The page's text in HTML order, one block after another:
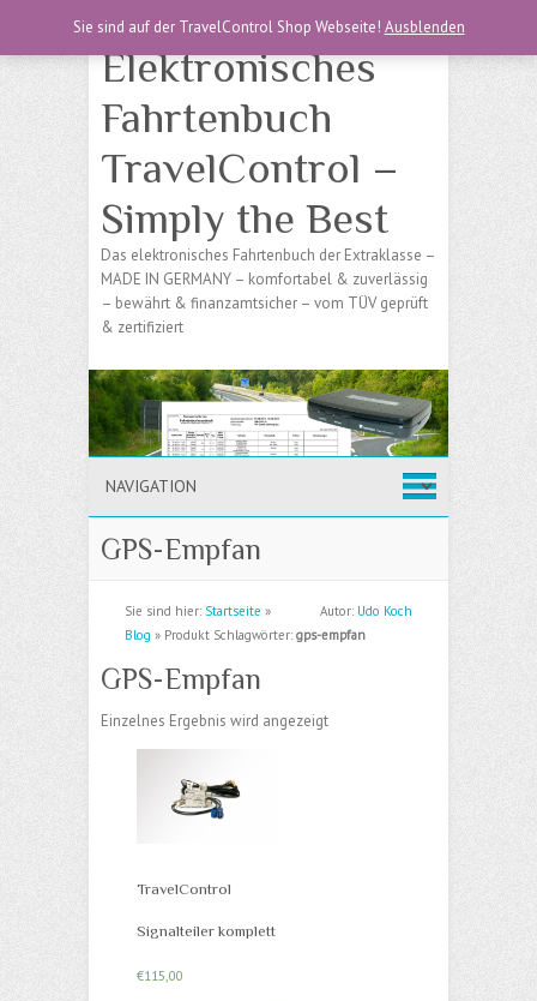
Elektronisches
Fahrtenbuch
TravelControl –
Simply the Best
Das elektronisches Fahrtenbuch der Extraklasse –
MADE IN GERMANY – komfortabel & zuverlässig
– bewährt & finanzamtsicher – vom TÜV geprüft
& zertifiziert
GPS-Empfan
Autor: Udo Koch
Sie sind hier: Startseite »
Blog » Produkt Schlagwörter: gps-empfan
GPS-Empfan
Einzelnes Ergebnis wird angezeigt
TravelControl
Signalteiler komplett
€115,00
Sie sind auf der TravelControl Shop Webseite! Ausblenden